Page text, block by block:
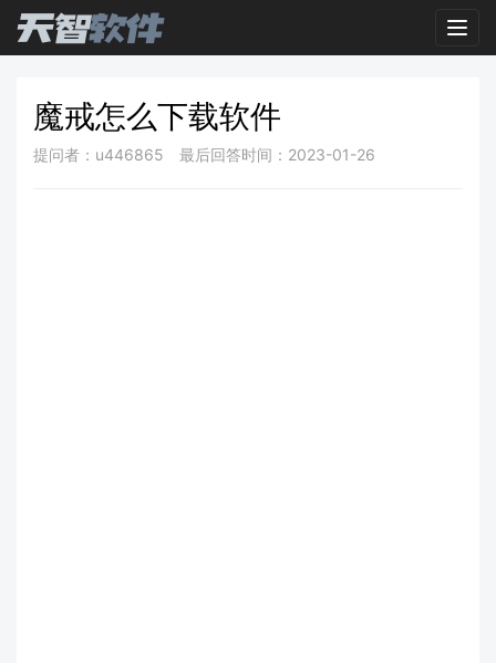
魔戒怎么下载软件
提问者：u446865 最后回答时间：2023-01-26